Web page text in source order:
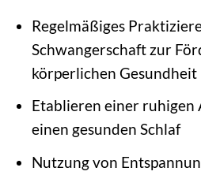
Regelmäßiges
Schwangerschaft zur
körperlichen Gesundheit
Etablieren einer
einen gesunden Schlaf
Nutzung von